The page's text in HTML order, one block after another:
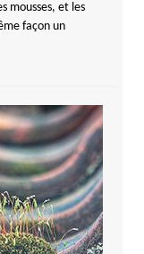
mousses, et les
façon un